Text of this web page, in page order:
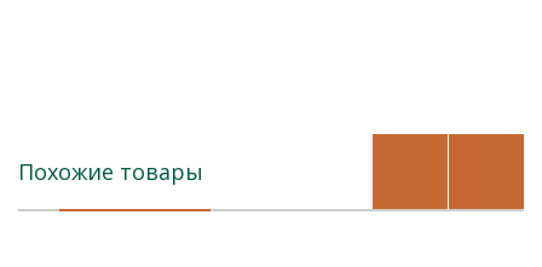
Похожие товары